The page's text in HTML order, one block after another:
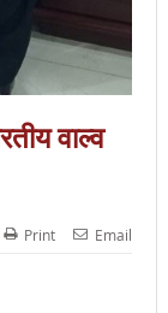
वाल्व
Print
Email